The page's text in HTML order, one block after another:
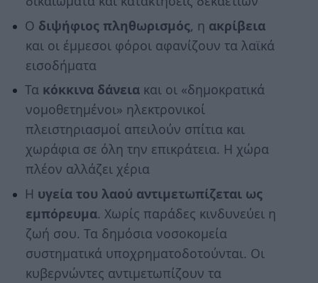
Ο διψήφιος πληθωρισμός, η ακρίβεια
και οι έμμεσοι φόροι αφανίζουν τα λαϊκά
εισοδήματα
Τα κόκκινα δάνειακαι οι «δημοκρατικά
νομοθετημένοι» ηλεκτρονικοί
πλειστηριασμοί απειλούν σπίτια και
χωράφια σε όλη την επικράτεια. Η χώρα
πλέον αλλάζει χέρια
Η υγεία του λαού αντιμετωπίζεται ως
εμπόρευμα. Χωρίς παράδες κινδυνεύει η
ζωή σου. Τα δημόσια νοσοκομεία
συστηματικά υποχρηματοδοτούνται. Οι
κυβερνώντες αντιμετωπίζουν τα